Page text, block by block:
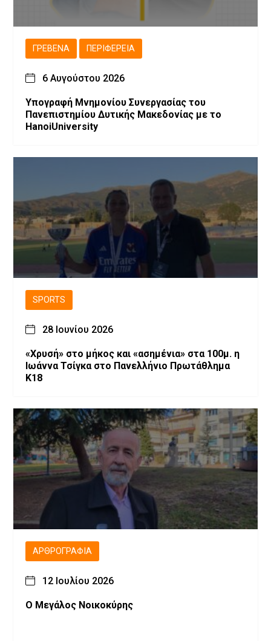
ΓΡΕΒΕΝΆ ΠΕΡΙΦΈΡΕΙΑ
6 Αυγούστου 2026
Υπογραφή Μνημονίου Συνεργασίας του
Πανεπιστημίου Δυτικής Μακεδονίας με το
HanoiUniversity
SPORTS
28 Ιουνίου 2026
«Χρυσή» στο μήκος και «ασημένια» στα 100μ. η
Ιωάννα Τσίγκα στο Πανελλήνιο Πρωτάθλημα
Κ18
ΑΡΘΡΟΓΡΑΦΊΑ
12 Ιουλίου 2026
Ο Μεγάλος Νοικοκύρης